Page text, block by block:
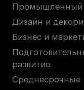
Промышленный
Дизайн и
Бизнес и
развитие
Среднесрочные